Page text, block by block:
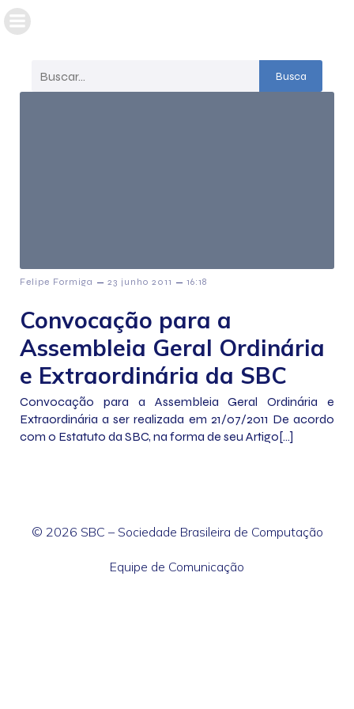
Busca
Felipe Formiga – 23 junho 2011 – 16:18
Convocação para a
Assembleia Geral Ordinária
e Extraordinária da SBC
Convocação para a Assembleia Geral Ordinária e
Extraordinária a ser realizada em 21/07/2011 De acordo
com o Estatuto da SBC, na forma de seu Artigo[…]
© 2026 SBC – Sociedade Brasileira de Computação
Equipe de Comunicação